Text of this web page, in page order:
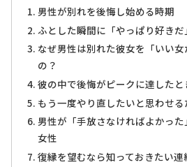
男性が別れを後悔し始める時期
ふとした瞬間に「やっぱり好き
なぜ男性は別れた彼女を「いい
の？
彼の中で後悔がピークに達した
もう一度やり直したいと思わせ
男性が「手放さなければよかっ
女性
復縁を望むなら知っておきたい